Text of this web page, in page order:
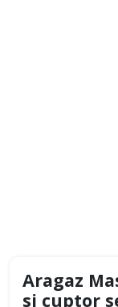
Aragaz
si cuptor